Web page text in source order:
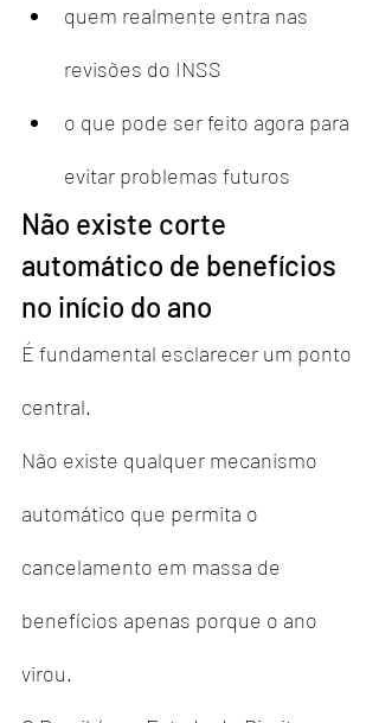
quem realmente entra nas
revisões do INSS
o que pode ser feito agora para
evitar problemas futuros
Não existe corte
automático de benefícios
no início do ano
É fundamental esclarecer um ponto
central.
Não existe qualquer mecanismo
automático que permita o
cancelamento em massa de
benefícios apenas porque o ano
virou.